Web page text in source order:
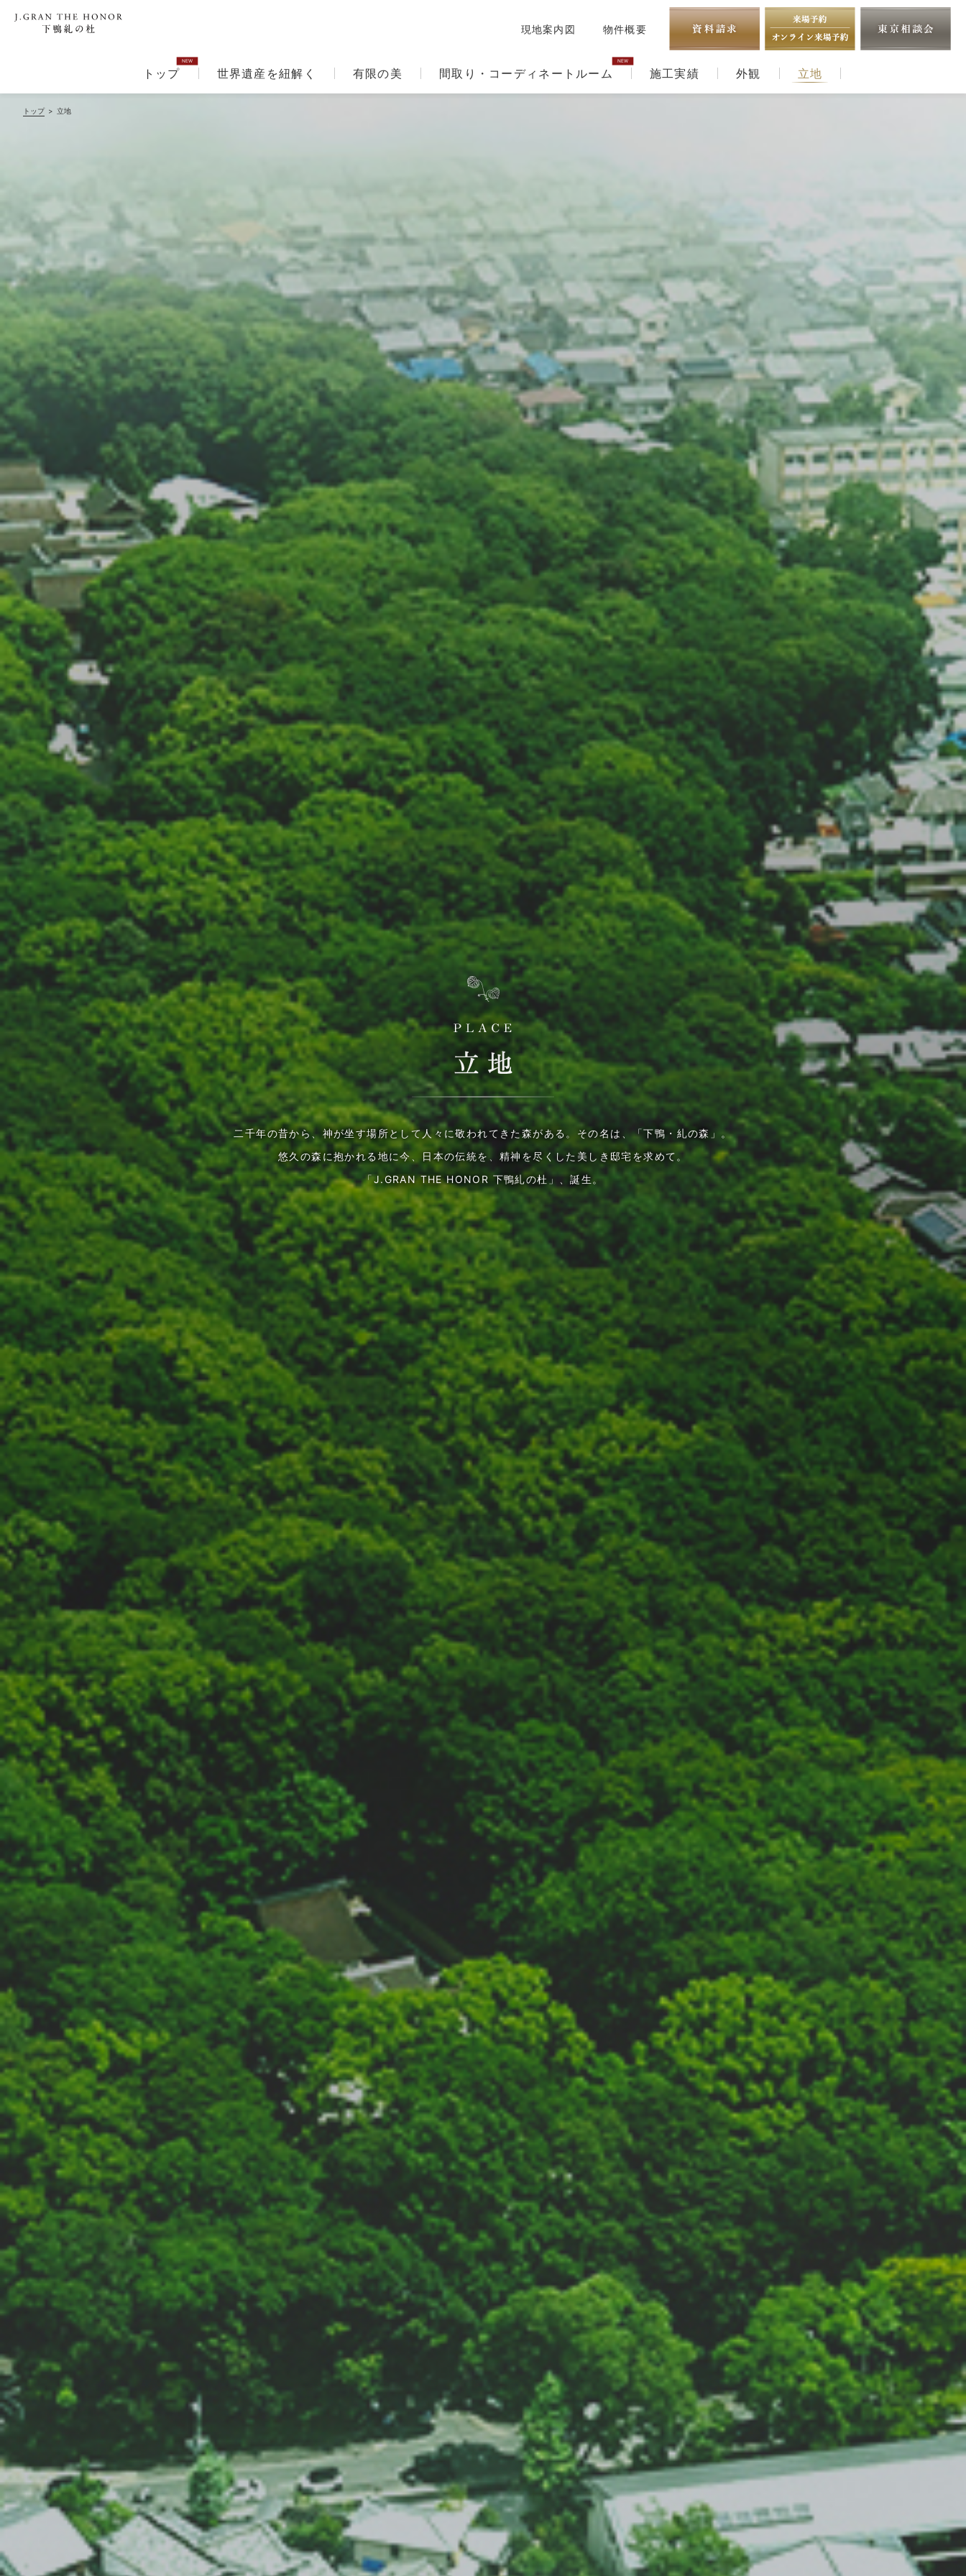
現地案内図 物件概要
トップ 世界遺産を紐解く 有限の美 間取り・コーディネートルーム 施工実績 外観 立地
トップ > 立地
二千年の昔から、神が坐す場所として人々に敬われてきた森がある。 その名は、「下鴨・糺の森」。
悠久の森に抱かれる地に今、日本の伝統を、精神を尽くした美しき邸宅を求めて。
「J.GRAN THE HONOR 下鴨糺の杜」、誕生。